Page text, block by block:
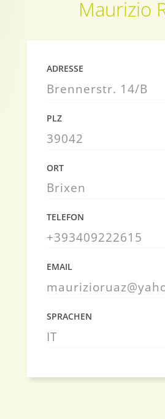
Maurizio
ADRESSE
Brennerstr. 14/B
PLZ
39042
ORT
Brixen
TELEFON
+393409222615
EMAIL
SPRACHEN
IT